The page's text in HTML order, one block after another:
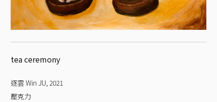
tea ceremony
逐雲 Win JU, 2021
壓克力